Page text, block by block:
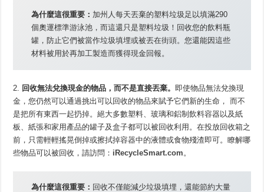
為什麼這很重要： 加州人每天丟棄的塑料垃圾足以填滿290
個奧運標準游泳池，而這還只是塑料垃圾！回收您的飲料瓶
罐，防止它們被當作垃圾填埋或被丟在街頭。您還能因這些
材料被用於再加工製造而獲得現金回報。
2. 回收無法兌換現金的物品，而不是直接丟棄。即使物品無法兌換現
金，您仍然可以通過挑出可以回收的物品來賦予它們新的生命， 而不
是把所有東西一起扔掉。絕大多數塑料、玻璃和鋁制飲料容器以及紙
板、紙張和家用產品的罐子及盒子都可以被回收利用。在投放回收箱之
前，只需輕輕搖晃倒掉或擦拭掉容器中的液體或食物殘渣即可。瞭解哪
些物品可以被回收，請訪問： iRecycleSmart.com 。
為什麼這很重要： 回收不僅能減少垃圾填埋，還能節約大量